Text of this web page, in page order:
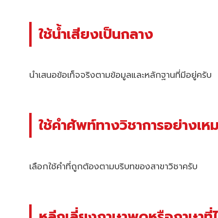
ใช้น้ำเสียงเป็นกลาง
นำเสนอข้อเท็จจริงตามข้อมูลและหลักฐานที่มีอยู่ครับ
ใช้คำศัพท์ทางวิชาการอย่างเห
เลือกใช้คำที่ถูกต้องตามบริบทของสาขาวิชาครับ